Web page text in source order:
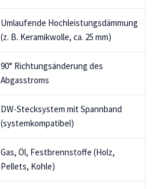
Umlaufende Hochleistungsdämmung
(z. B. Keramikwolle, ca. 25 mm)
90° Richtungsänderung des
Abgasstroms
DW-Stecksystem mit Spannband
(systemkompatibel)
Gas, Öl, Festbrennstoffe (Holz,
Pellets, Kohle)